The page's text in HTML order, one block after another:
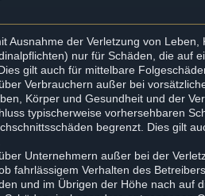
Ausnahme der Verletzung von
nur für Schäden, die auf
gilt auch für mittelbare
Verbrauchern außer bei
Körper und Gesundheit und der
typischerweise vorhersehbaren
begrenzt. Dies gilt
Unternehmern außer bei der
fahrlässigem Verhalten des
und im Übrigen der Höhe nach auf